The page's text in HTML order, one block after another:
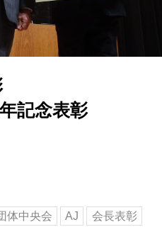
記念表彰
体中央会 AJ
会長表彰